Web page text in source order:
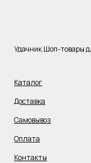
Удачник.Шоп-товары
Каталог
Доставка
Самовывоз
Оплата
Контакты